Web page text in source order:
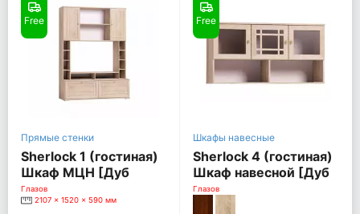
Free
Прямые стенки
Sherlock 1 (гостиная)
Шкаф МЦН [Дуб
Сонома]
Глазов
2107 x 1520 x 590 мм
Free
Шкафы навесные
Sherlock 4 (гостиная)
Шкаф навесной [Дуб
Сонома]
Глазов